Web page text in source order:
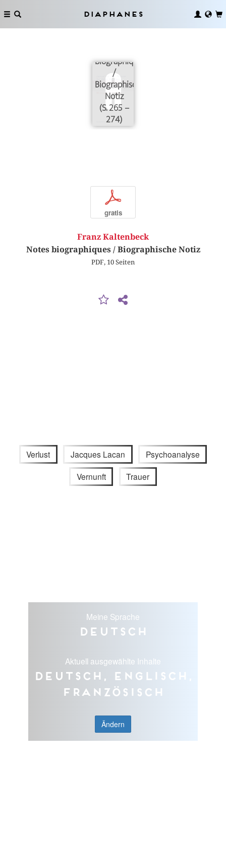
Diaphanes
biographiques
/
Biographische
Notiz
(S. 265 –
274)
p
gratis
Franz Kaltenbeck
Notes biographiques / Biographische Notiz
PDF, 10 Seiten
Verlust Jacques Lacan Psychoanalyse
Vernunft Trauer
Meine Sprache
Deutsch
Aktuell ausgewählte Inhalte
Deutsch, Englisch,
Französisch
Ändern